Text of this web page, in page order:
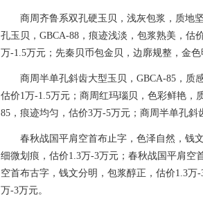
商周齐鲁系双孔硬玉贝，浅灰包浆，质地
孔玉贝，GBCA-88，痕迹浅淡，包浆熟美，估
万-1.5万元；先秦贝币包金贝，边廓规整，金色
商周半单孔斜齿大型玉贝，GBCA-85，质
估价1万-1.5万元；商周红玛瑙贝，色彩鲜艳，
85，痕迹均匀，估价3万-5万元；商周半单孔斜
春秋战国平肩空首布止字，色泽自然，钱
细微划痕，估价1.3万-3万元；春秋战国平肩空
空首布古字，钱文分明，包浆醇正，估价1.3
万-3万元。